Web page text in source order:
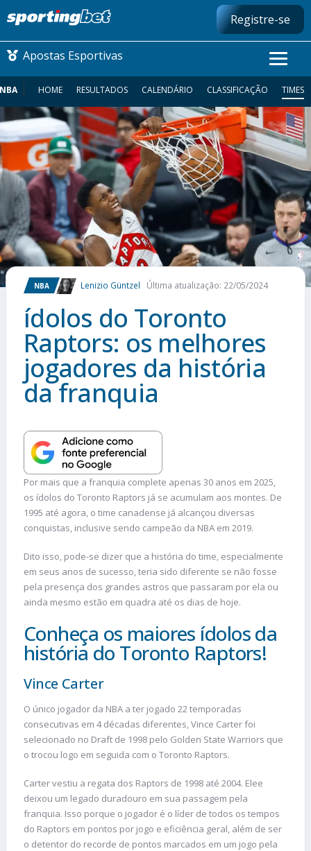
Registre-se
Apostas Esportivas
CONMEBOL LIBERTADORES
FUTEBOL NACIONAL
FUTEBOL INTERNACIONAL
COMO APOSTAR
MAIS ESPORTES
NBA HOME RESULTADOS CALENDÁRIO CLASSIFICAÇÃO TIMES
NBA Lenizio Güntzel Última atualização: 22/05/2024
ídolos do Toronto
Raptors: os melhores
jogadores da história
da franquia
Por mais que a franquia complete apenas 30 anos em 2025,
os ídolos do Toronto Raptors já se acumulam aos montes. De
1995 até agora, o time canadense já alcançou diversas
conquistas, inclusive sendo campeão da NBA em 2019.
Dito isso, pode-se dizer que a história do time, especialmente
em seus anos de sucesso, teria sido diferente se não fosse
pela presença dos grandes astros que passaram por ela ou
ainda mesmo estão em quadra até os dias de hoje.
Conheça os maiores ídolos da
história do Toronto Raptors!
Vince Carter
O único jogador da NBA a ter jogado 22 temporadas
consecutivas em 4 décadas diferentes, Vince Carter foi
selecionado no Draft de 1998 pelo Golden State Warriors que
o trocou logo em seguida com o Toronto Raptors.
Carter vestiu a regata dos Raptors de 1998 até 2004. Elee
deixou um legado duradouro em sua passagem pela
franquia. Isso porque o jogador é o líder de todos os tempos
do Raptors em pontos por jogo e eficiência geral, além de ser
o detentor do recorde de pontos marcados em um jogo pela